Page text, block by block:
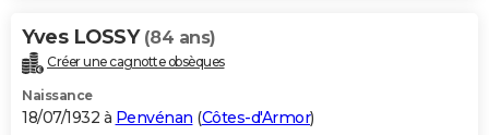
Yves LOSSY (84 ans)
Créer une cagnotte obsèques
Naissance
18/07/1932 à Penvénan (Côtes-d'Armor)